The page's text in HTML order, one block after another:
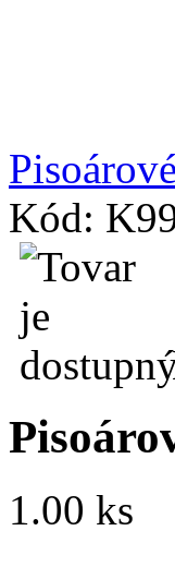
Kód:
1.00 ks